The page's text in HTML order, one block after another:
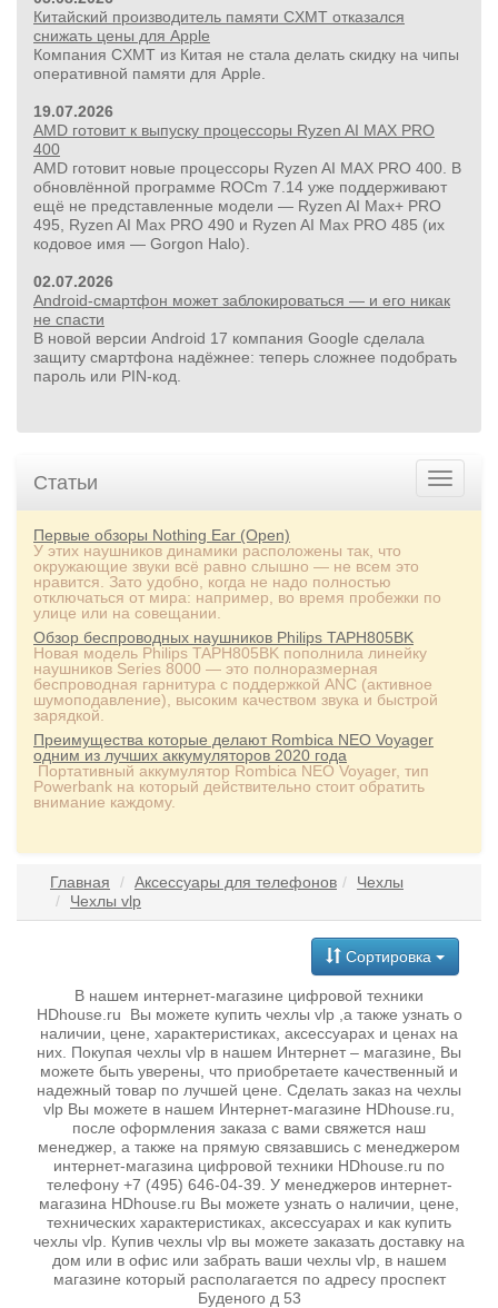
Китайский производитель памяти CXMT отказался
снижать цены для Apple
Компания CXMT из Китая не стала делать скидку на чипы
оперативной памяти для Apple.
19.07.2026
AMD готовит к выпуску процессоры Ryzen AI MAX PRO
400
AMD готовит новые процессоры Ryzen AI MAX PRO 400. В
обновлённой программе ROCm 7.14 уже поддерживают
ещё не представленные модели — Ryzen AI Max+ PRO
495, Ryzen AI Max PRO 490 и Ryzen AI Max PRO 485 (их
кодовое имя — Gorgon Halo).
02.07.2026
Android-смартфон может заблокироваться — и его никак
не спасти
В новой версии Android 17 компания Google сделала
защиту смартфона надёжнее: теперь сложнее подобрать
пароль или PIN‑код.
Статьи
Первые обзоры Nothing Ear (Open)
У этих наушников динамики расположены так, что
окружающие звуки всё равно слышно — не всем это
нравится. Зато удобно, когда не надо полностью
отключаться от мира: например, во время пробежки по
улице или на совещании.
Обзор беспроводных наушников Philips TAPH805BK
Новая модель Philips TAPH805BK пополнила линейку
наушников Series 8000 — это полноразмерная
беспроводная гарнитура с поддержкой ANC (активное
шумоподавление), высоким качеством звука и быстрой
зарядкой.
Преимущества которые делают Rombica NEO Voyager
одним из лучших аккумуляторов 2020 года
Портативный аккумулятор Rombica NEO Voyager, тип
Powerbank на который действительно стоит обратить
внимание каждому.
Главная Аксессуары для телефонов
Чехлы
Чехлы vlp
Сортировка
В нашем интернет-магазине цифровой техники
HDhouse.ru Вы можете купить чехлы vlp ,а также узнать о
наличии, цене, характеристиках, аксессуарах и ценах на
них. Покупая чехлы vlp в нашем Интернет – магазине, Вы
можете быть уверены, что приобретаете качественный и
надежный товар по лучшей цене. Сделать заказ на чехлы
vlp Вы можете в нашем Интернет-магазине HDhouse.ru,
после оформления заказа с вами свяжется наш
менеджер, а также на прямую связавшись с менеджером
интернет-магазина цифровой техники HDhouse.ru по
телефону +7 (495) 646-04-39. У менеджеров интернет-
магазина HDhouse.ru Вы можете узнать о наличии, цене,
технических характеристиках, аксессуарах и как купить
чехлы vlp. Купив чехлы vlp вы можете заказать доставку на
дом или в офис или забрать ваши чехлы vlp, в нашем
магазине который располагается по адресу проспект
Буденого д 53